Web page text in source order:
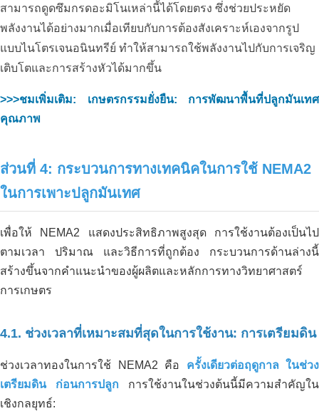
สามารถดูดซึมกรดอะมิโนเหล่านี้ได้โดยตรง ซึ่งช่วยประหยัด
พลังงานได้อย่างมากเมื่อเทียบกับการต้องสังเคราะห์เองจากรูป
แบบไนโตรเจนอนินทรีย์ ทำให้สามารถใช้พลังงานไปกับการเจริญ
เติบโตและการสร้างหัวได้มากขึ้น
>>>ชมเพิ่มเติม: เกษตรกรรมยั่งยืน: การพัฒนาพื้นที่ปลูกมันเทศ
คุณภาพ
ส่วนที่ 4: กระบวนการทางเทคนิคในการใช้ NEMA2
ในการเพาะปลูกมันเทศ
เพื่อให้ NEMA2 แสดงประสิทธิภาพสูงสุด การใช้งานต้องเป็นไป
ตามเวลา ปริมาณ และวิธีการที่ถูกต้อง กระบวนการด้านล่างนี้
สร้างขึ้นจากคำแนะนำของผู้ผลิตและหลักการทางวิทยาศาสตร์
การเกษตร
4.1. ช่วงเวลาที่เหมาะสมที่สุดในการใช้งาน: การเตรียมดิน
ช่วงเวลาทองในการใช้ NEMA2 คือ ครั้งเดียวต่อฤดูกาล ในช่วง
เตรียมดิน ก่อนการปลูก การใช้งานในช่วงต้นนี้มีความสำคัญใน
เชิงกลยุทธ์:
คาร์บอนอินทรีย์มีจำหน่ายในแอฟริกา
แล้ว